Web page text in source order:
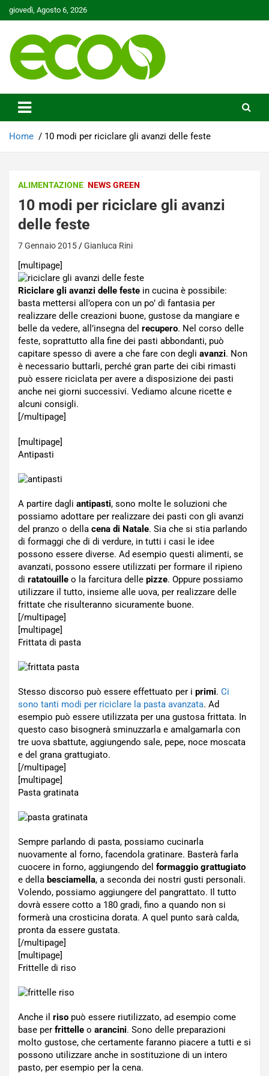
Skip
to
giovedì, Agosto 6, 2026
Ecoo.it
Home 10 modi per riciclare gli avanzi delle feste
ALIMENTAZIONE NEWS GREEN
10 modi per riciclare gli avanzi
delle feste
7 Gennaio 2015 Gianluca Rini
[multipage]
Riciclare gli avanzi delle feste in cucina è possibile:
basta mettersi all’opera con un po’ di fantasia per
realizzare delle creazioni buone, gustose da mangiare e
belle da vedere, all’insegna del recupero. Nel corso delle
feste, soprattutto alla fine dei pasti abbondanti, può
capitare spesso di avere a che fare con degli avanzi. Non
è necessario buttarli, perché gran parte dei cibi rimasti
può essere riciclata per avere a disposizione dei pasti
anche nei giorni successivi. Vediamo alcune ricette e
alcuni consigli.
[/multipage]
[multipage]
Antipasti
A partire dagli antipasti, sono molte le soluzioni che
possiamo adottare per realizzare dei pasti con gli avanzi
del pranzo o della cena di Natale. Sia che si stia parlando
di formaggi che di di verdure, in tutti i casi le idee
possono essere diverse. Ad esempio questi alimenti, se
avanzati, possono essere utilizzati per formare il ripieno
di ratatouille o la farcitura delle pizze. Oppure possiamo
utilizzare il tutto, insieme alle uova, per realizzare delle
frittate che risulteranno sicuramente buone.
[/multipage]
[multipage]
Frittata di pasta
Stesso discorso può essere effettuato per i primi. Ci
sono tanti modi per riciclare la pasta avanzata. Ad
esempio può essere utilizzata per una gustosa frittata. In
questo caso bisognerà sminuzzarla e amalgamarla con
tre uova sbattute, aggiungendo sale, pepe, noce moscata
e del grana grattugiato.
[/multipage]
[multipage]
Pasta gratinata
Sempre parlando di pasta, possiamo cucinarla
nuovamente al forno, facendola gratinare. Basterà farla
cuocere in forno, aggiungendo del formaggio grattugiato
e della besciamella, a seconda dei nostri gusti personali.
Volendo, possiamo aggiungere del pangrattato. Il tutto
dovrà essere cotto a 180 gradi, fino a quando non si
formerà una crosticina dorata. A quel punto sarà calda,
pronta da essere gustata.
[/multipage]
[multipage]
Frittelle di riso
Anche il riso può essere riutilizzato, ad esempio come
base per frittelle o arancini. Sono delle preparazioni
molto gustose, che certamente faranno piacere a tutti e si
possono utilizzare anche in sostituzione di un intero
pasto, per esempio per la cena.